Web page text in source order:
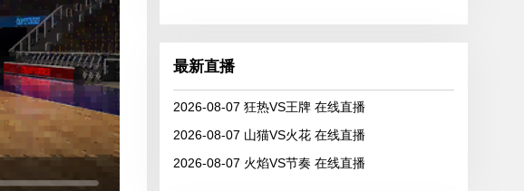
最新直播
2026-08-07 狂热VS王牌 在线直播
2026-08-07 山猫VS火花 在线直播
2026-08-07 火焰VS节奏 在线直播